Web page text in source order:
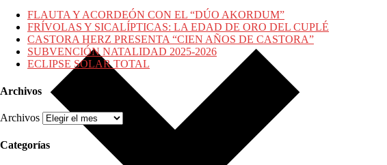
FLAUTA Y ACORDEÓN CON EL “DÚO AKORDUM”
FRÍVOLAS Y SICALÍPTICAS: LA EDAD DE ORO DEL CUPLÉ
CASTORA HERZ PRESENTA “CIEN AÑOS DE CASTORA”
SUBVENCIÓN NATALIDAD 2025-2026
ECLIPSE SOLAR TOTAL
Archivos
Archivos
Categorías